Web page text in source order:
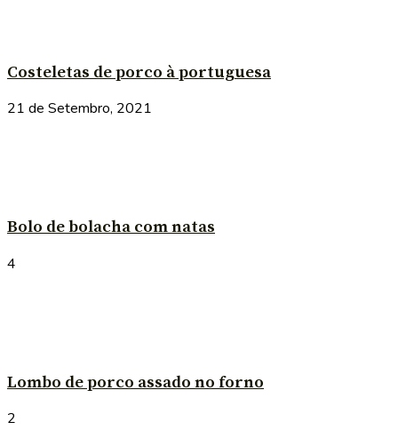
Costeletas de porco à portuguesa
21 de Setembro, 2021
Bolo de bolacha com natas
4
Lombo de porco assado no forno
2